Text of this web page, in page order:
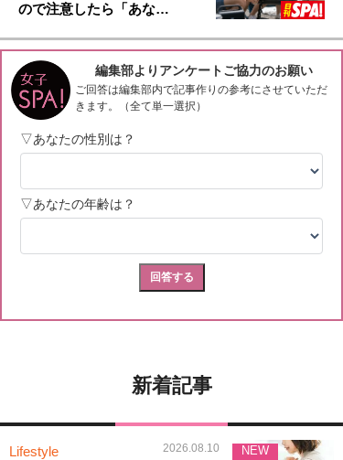
ので注意したら「あな…
新着記事
Lifestyle 2026.08.10 NEW